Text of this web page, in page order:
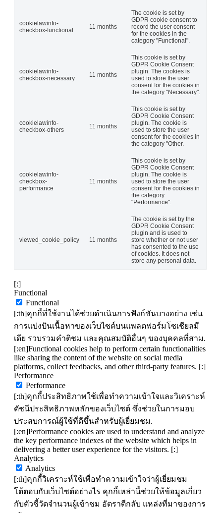
cookielawinfo-
checkbox-functional
11 months
The cookie is set by
GDPR cookie consent to
record the user consent
for the cookies in the
category "Functional".
cookielawinfo-
checkbox-necessary
11 months
This cookie is set by
GDPR Cookie Consent
plugin. The cookies is
used to store the user
consent for the cookies in
the category "Necessary".
cookielawinfo-
checkbox-others
11 months
This cookie is set by
GDPR Cookie Consent
plugin. The cookie is
used to store the user
consent for the cookies in
the category "Other.
cookielawinfo-
checkbox-
performance
11 months
This cookie is set by
GDPR Cookie Consent
plugin. The cookie is
used to store the user
consent for the cookies in
the category
"Performance".
viewed_cookie_policy 11 months
The cookie is set by the
GDPR Cookie Consent
plugin and is used to
store whether or not user
has consented to the use
of cookies. It does not
store any personal data.
[:]
Functional
Functional
[:th]คุกกี้ที่ใช้งานได้ช่วยดำเนินการฟังก์ชันบางอย่าง เช่น
การแบ่งปันเนื้อหาของเว็บไซต์บนแพลตฟอร์มโซเชียลมี
เดีย รวบรวมคำติชม และคุณสมบัติอื่นๆ ของบุคคลที่สาม.
[:en]Functional cookies help to perform certain functionalities
like sharing the content of the website on social media
platforms, collect feedbacks, and other third-party features. [:]
Performance
Performance
[:th]คุกกี้ประสิทธิภาพใช้เพื่อทำความเข้าใจและวิเคราะห์
ดัชนีประสิทธิภาพหลักของเว็บไซต์ ซึ่งช่วยในการมอบ
ประสบการณ์ผู้ใช้ที่ดีขึ้นสำหรับผู้เยี่ยมชม.
[:en]Performance cookies are used to understand and analyze
the key performance indexes of the website which helps in
delivering a better user experience for the visitors. [:]
Analytics
Analytics
[:th]คุกกี้วิเคราะห์ใช้เพื่อทำความเข้าใจว่าผู้เยี่ยมชม
โต้ตอบกับเว็บไซต์อย่างไร คุกกี้เหล่านี้ช่วยให้ข้อมูลเกี่ยว
กับตัวชี้วัดจำนวนผู้เข้าชม อัตราตีกลับ แหล่งที่มาของการ